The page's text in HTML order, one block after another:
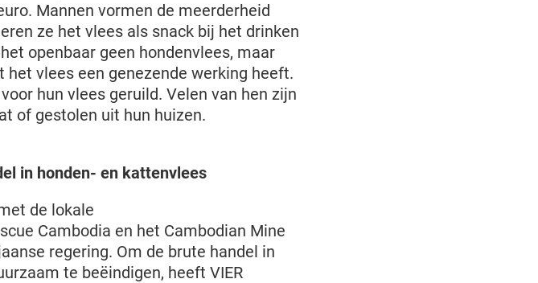
Mannen vormen de meerderheid
ze het vlees als snack bij het drinken
openbaar geen hondenvlees, maar
vlees een genezende werking heeft.
hun vlees geruild. Velen van hen zijn
of gestolen uit hun huizen.
in honden- en kattenvlees
de lokale
Cambodia en het Cambodian Mine
regering. Om de brute handel in
te beëindigen, heeft VIER